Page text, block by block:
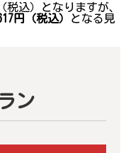
税込）となりますが、
円（税込）
となる見
ン